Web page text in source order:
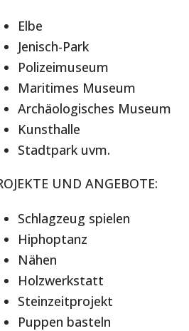
Elbe
Jenisch-Park
Polizeimuseum
Maritimes Museum
Archäologisches Museum
Kunsthalle
Stadtpark uvm.
UND ANGEBOTE:
Schlagzeug spielen
Hiphoptanz
Nähen
Holzwerkstatt
Steinzeitprojekt
Puppen basteln